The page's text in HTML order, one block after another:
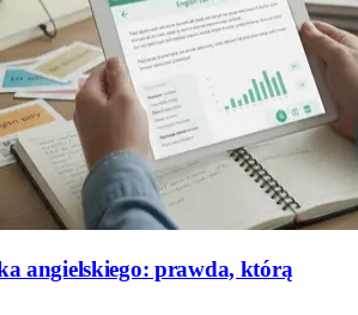
angielskiego: prawda, którą